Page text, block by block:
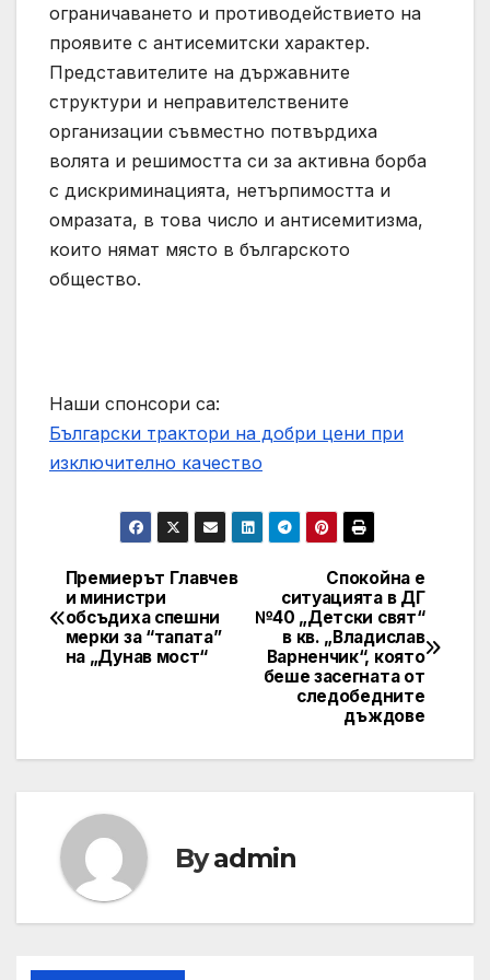
ограничаването и противодействието на
проявите с антисемитски характер.
Представителите на държавните
структури и неправителствените
организации съвместно потвърдиха
волята и решимостта си за активна борба
с дискриминацията, нетърпимостта и
омразата, в това число и антисемитизма,
които нямат място в българското
общество.
Наши спонсори са:
Български трактори на добри цени при
изключително качество
Post
navigation
Спокойна е
ситуацията в ДГ
№40 „Детски свят“
в кв. „Владислав
Варненчик“, която
беше засегната от
следобедните
дъждове
Премиерът Главчев
и министри
обсъдиха спешни
мерки за “тапата”
на „Дунав мост“
Byadmin